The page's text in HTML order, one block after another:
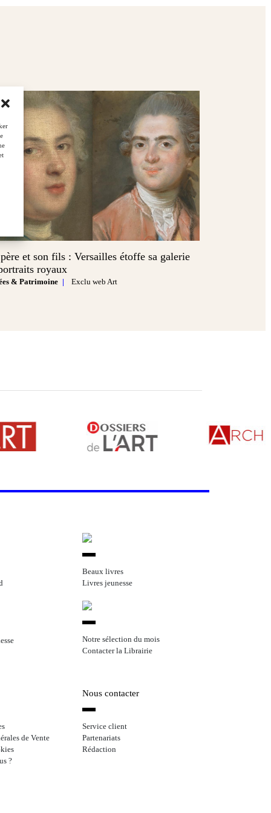
et son fils : Versailles étoffe sa galerie
royaux
& Patrimoine Exclu web Art
Beaux livres
Livres jeunesse
Notre sélection du mois
Contacter la Librairie
de Vente
?
Nous contacter
Service client
Partenariats
Rédaction